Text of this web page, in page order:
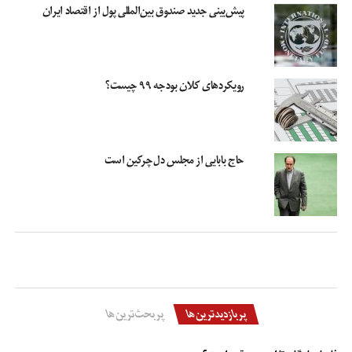
قرارداردکه به ازای هر یک تراکنش کارمزدی مشخص دریافت می کنند. آماری که از
ارائه دهنده خدمات همان کارمزد ۱۰ هزار تومان را می گیرد.
خدمات شبکه پرداخت الکترونیک کارتی که توسط ۱۲ شرکتی که پیش از این درباره آن
از بانک ها دریافت می کند.
راه‌حل کم کردن هزینه کارت خوان ها
اختیاری کردن دریافت رسید، تعیین کف رقم تراکنش برای صدور رسید، استفاده از
روش‌های صدور رسید غیرکاغذی و فراهم آوردن زمینه پرداخت بدون حضور کارت از
جمله این مدل‌های پیشنهادی است. البته باید توجه کرد که هرگونه تغییر در صدور
برخی از کارشناسان و متخصصان بانکداری الکترونیکی هم کیف پول الکترونیکی را به
عنوان راه‌حل مطرح می کنند. کیف پول الکترونیکی در حقیقت کارتی است که با آن
بتوان پرداخت‌های خرد را انجام داد. در این روش دیگر تسویه به‌صورت آنی صورت
پیش‌بینی جدید صندوق بین‌المللی پول از اقتصاد ایران
رویکردهای کلان بودجه ۹۹ چیست؟
حاج بابایی از مجلس دل‌چرکین است
پربازدیدترین‌ها پربحث‌ترین‌ها